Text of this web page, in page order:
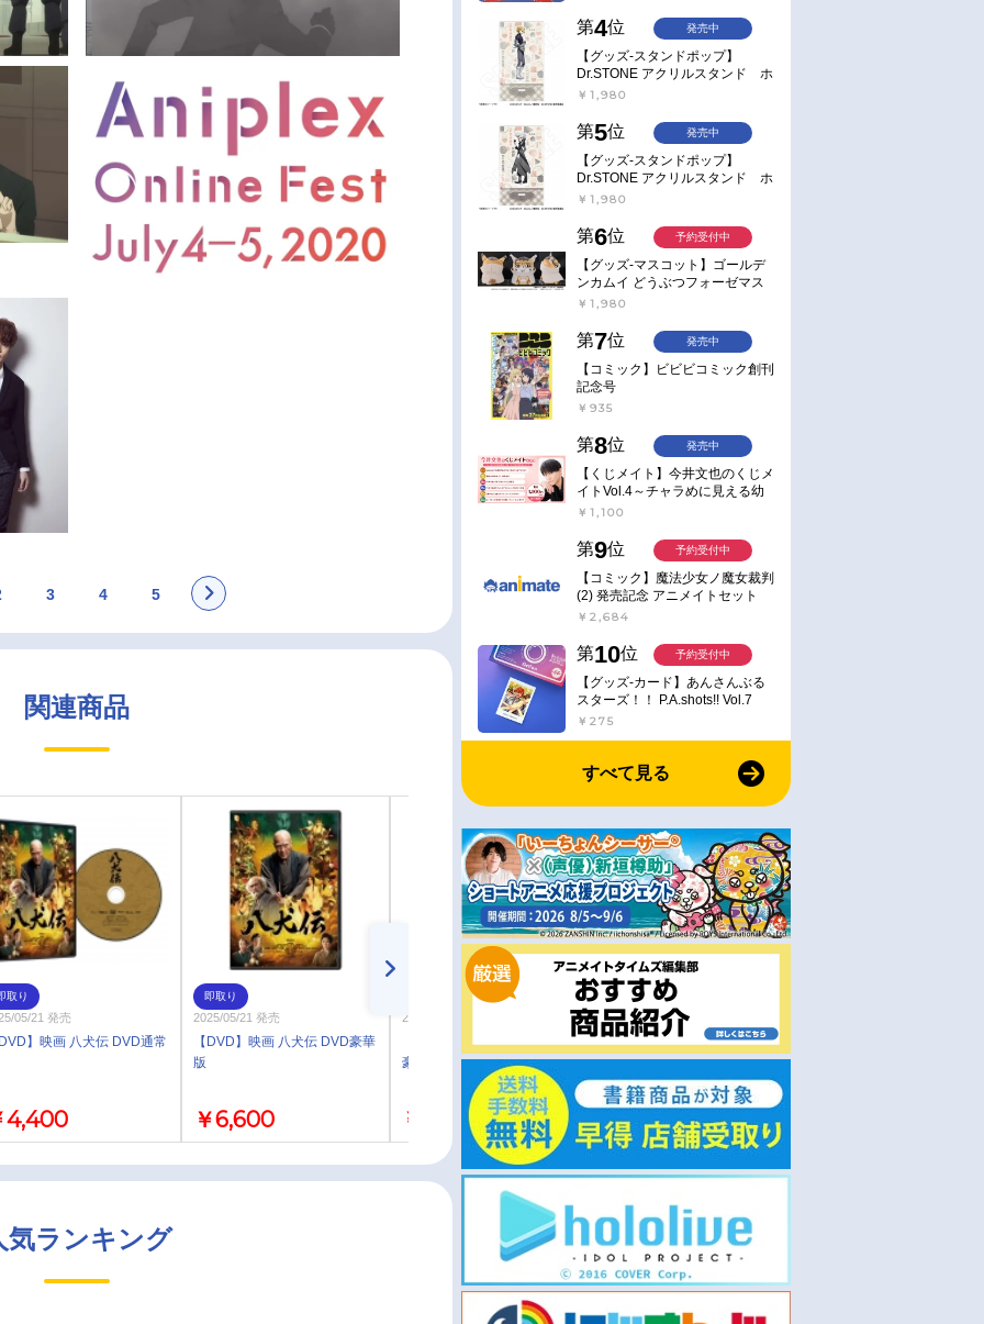
3 4 5
関連商品
取り
05/21 発売
】映画 八犬伝 DVD通常
4,400
即取り
2025/05/21 発売
【DVD】映画 八犬伝 DVD豪華
版
￥6,600
2025/05/21 発売
【Blu-ray】映画 八犬伝 Blu-ray
豪華版
￥7,700
お取り寄せ
2023/01/11 発売
【セール対象】【DVD】ドラ
マ 生き残った6人によると
DVD-BOX
￥3,762
気ランキング
第4位
【グッズ-スタンドポップ】
Dr.STONE アクリルスタンド ホ
ワイマンといっしょver. スタン
￥1,980
発売中
第5位
【グッズ-スタンドポップ】
Dr.STONE アクリルスタンド ホ
ワイマンといっしょver. Dr.ゼノ
￥1,980
発売中
第6位
【グッズ-マスコット】ゴールデ
ンカムイ どうぶつフォーゼマス
コット 4.尾形百之助【再販】
￥1,980
予約受付中
第7位
【コミック】ビビビコミック創刊
記念号
￥935
発売中
第8位
【くじメイト】今井文也のくじメ
イトVol.4～チャラめに見える幼
馴染、実は一途で独占欲が強いん
￥1,100
発売中
第9位
【コミック】魔法少女ノ魔女裁判
(2) 発売記念 アニメイトセット
【アクリルスタンド2種セット購
産】
￥2,684
予約受付中
第10位
【グッズ-カード】あんさんぶる
スターズ！！ P.A.shots!! Vol.7
Action
￥275
予約受付中
すべて見る